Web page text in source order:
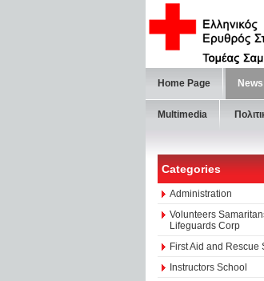
Home Page
Multimedia
Categories
Administration
Volunteers
Lifeguards Corp
First Aid and Rescue
Instructors School